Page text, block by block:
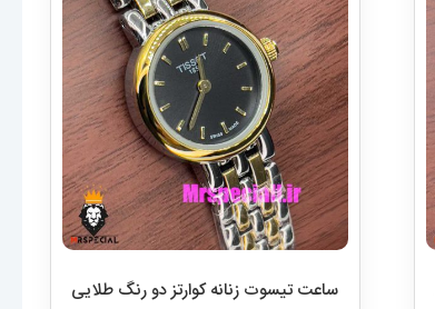
ساعت تیسوت زنانه کوارتز دو رنگ طلایی